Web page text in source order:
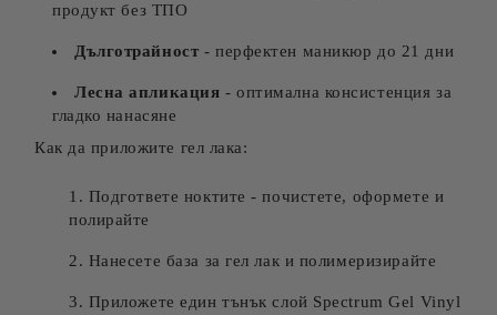
продукт без ТПО
Дълготрайност - перфектен маникюр до 21 дни
Лесна апликация - оптимална консистенция за
гладко нанасяне
Как да приложите гел лака:
Подгответе ноктите - почистете, оформете и
полирайте
Нанесете база за гел лак и полимеризирайте
Приложете един тънък слой Spectrum Gel Vinyl